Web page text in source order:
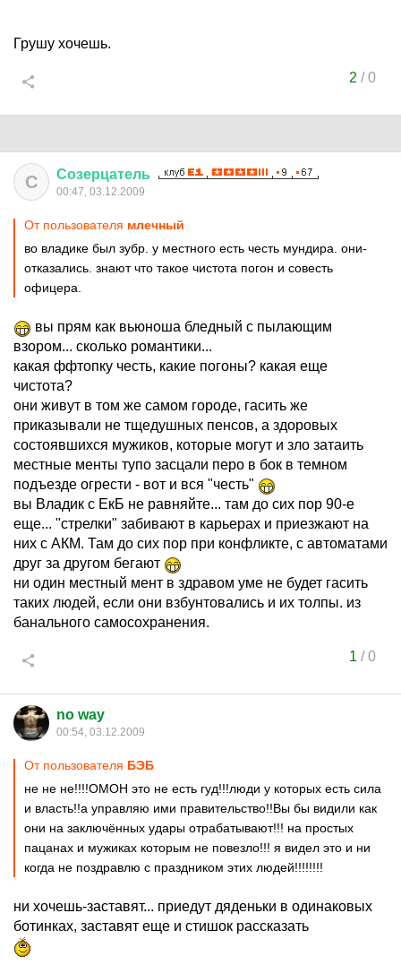
Грушу хочешь.
2 /0
С Созерцатель
00:47, 03.12.2009
От пользователя млечный
во владике был зубр. у местного есть честь мундира. они-
отказались. знают что такое чистота погон и совесть
офицера.
вы прям как вьюноша бледный с пылающим
взором... сколько романтики...
какая ффтопку честь, какие погоны? какая еще
чистота?
они живут в том же самом городе, гасить же
приказывали не тщедушных пенсов, а здоровых
состоявшихся мужиков, которые могут и зло затаить
местные менты тупо засцали перо в бок в темном
подъезде огрести - вот и вся "честь"
вы Владик с ЕкБ не равняйте... там до сих пор 90-е
еще... "стрелки" забивают в карьерах и приезжают на
них с АКМ. Там до сих пор при конфликте, с автоматами
друг за другом бегают
ни один местный мент в здравом уме не будет гасить
таких людей, если они взбунтовались и их толпы. из
банального самосохранения.
1 /0
no way
00:54, 03.12.2009
От пользователя БЭБ
не не не!!!!ОМОН это не есть гуд!!!люди у которых есть сила
и власть!!а управляю ими правительство!!Вы бы видили как
они на заключённых удары отрабатывают!!! на простых
пацанах и мужиках которым не повезло!!! я видел это и ни
когда не поздравлю с праздником этих людей!!!!!!!!
ни хочешь-заставят... приедут дяденьки в одинаковых
ботинках, заставят еще и стишок рассказать